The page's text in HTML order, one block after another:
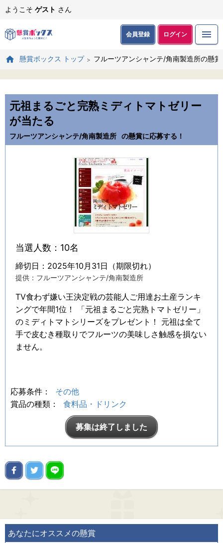
ようこそ ゲスト さん
会員登録 ログイン
懸賞ボックス トップ フルーツアンシャンテ/角南製造所の懸
元祖まるごと完熟ミディトマトゼリー
が当たる
フルーツアンシャンテ/角南製造所 の懸賞に応募する！
当選人数：10名
締切日：2025年10月31日（期限切れ）
提供：フルーツアンシャンテ/角南製造所
TV食わず嫌い王決定戦の芸能人ご用達お土産ランキ
ングで年間1位！ 「元祖まるごと完熟トマトゼリー」
のミディトマトシリーズをプレゼント！ 元祖は全て
手で皮むき種取りでフルーツの美味しさ触感を損ない
ません。
応募条件：
その他
賞品の種類：
食料品・ドリンク
募集は終了しました
あなたにオススメの懸賞